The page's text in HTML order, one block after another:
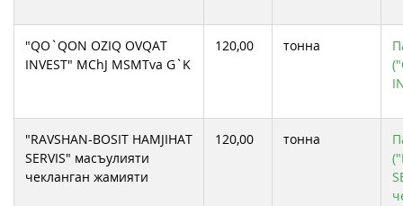
"QO`QON OZIQ OVQAT
INVEST" MChJ MSMTva G`K
120,00 тонна
"RAVSHAN-BOSIT HAMJIHAT
SERVIS" масъулияти
чекланган жамияти
120,00 тонна